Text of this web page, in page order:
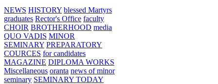
NEWS HISTORY blessed Martyrs
graduates Rector's Office faculty
CHOIR BROTHERHOOD media
QUO VADIS MINOR
SEMINARY PREPARATORY
COURCES for candidates
MAGAZINE DIPLOMA WORKS
Miscellaneous oranta news of minor
seminary SEMINARY TODAY